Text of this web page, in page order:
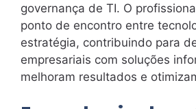
governança de TI. O
ponto de encontro entre
estratégia, contribuindo para
empresariais com soluções
melhoram resultados e